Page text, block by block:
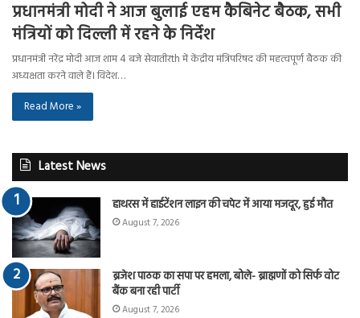
प्रधानमंत्री मोदी ने आज बुलाई एहम कैबिनेट बैठक, सभी
मंत्रियों को दिल्ली में रहने के निर्देश
प्रधानमंत्री नरेंद्र मोदी आज शाम 4 बजे सेवातीरth में केंद्रीय मंत्रिपरिषद की महत्वपूर्ण बैठक की
अध्यक्षता करने वाले हैं। विदेश…
Read More »
Latest News
हाथरस में हाईटेंशन लाइन की चपेट में आया मजदूर, हुई मौत
August 7, 2026
ब्रजेश पाठक का सपा पर हमला, बोले- ब्राह्मणों को सिर्फ वोट
बैंक बना रही पार्टी
August 7, 2026